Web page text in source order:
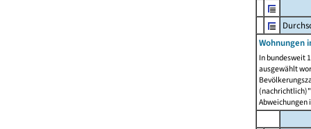
Wohnungen
In bundesweit
ausgewählt
Abweichungen